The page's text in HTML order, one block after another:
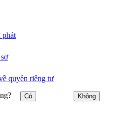
phát
quyền riêng tư
Có Không